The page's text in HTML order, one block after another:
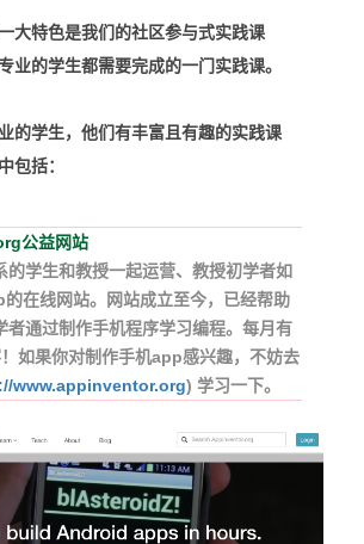
大特色是我们的社区参与式实践课
业的学生都需要完成的一门实践课。
的学生，他们有丰富且有趣的实践课
包括：
公益网站
学生和教授一起运营、 教授初学者如
在线网站。 网站成立至今，已经帮助
者通过制作手机程序学习编程。 每月有
如果你对制作手机app感兴趣，不妨去
www.appinventor.org) 学习一下。